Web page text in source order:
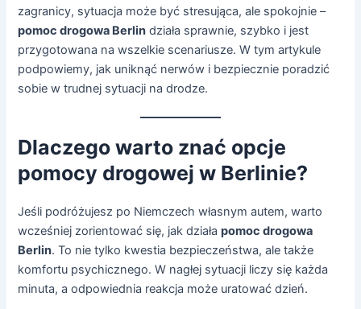
zagranicy, sytuacja może być stresująca, ale spokojnie –
pomoc drogowa Berlin działa sprawnie, szybko i jest
przygotowana na wszelkie scenariusze. W tym artykule
podpowiemy, jak uniknąć nerwów i bezpiecznie poradzić
sobie w trudnej sytuacji na drodze.
Dlaczego warto znać opcje
pomocy drogowej w Berlinie?
Jeśli podróżujesz po Niemczech własnym autem, warto
wcześniej zorientować się, jak działapomoc drogowa
Berlin. To nie tylko kwestia bezpieczeństwa, ale także
komfortu psychicznego. W nagłej sytuacji liczy się każda
minuta, a odpowiednia reakcja może uratować dzień.